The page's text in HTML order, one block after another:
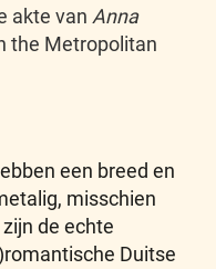
akte van Anna
the Metropolitan
een breed en
misschien
de echte
Duitse